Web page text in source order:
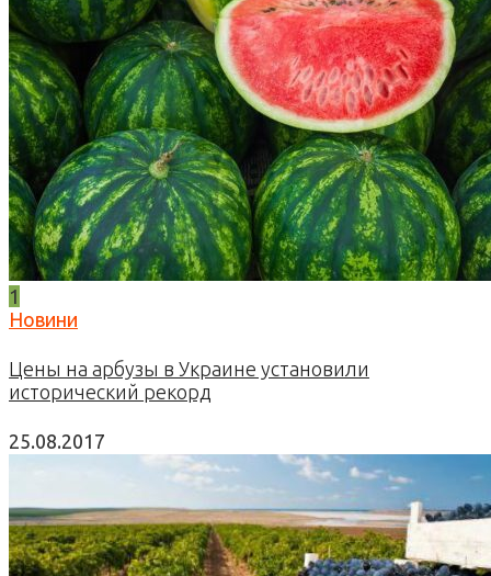
1
Новини
Цены на арбузы в Украине установили
исторический рекорд
25.08.2017